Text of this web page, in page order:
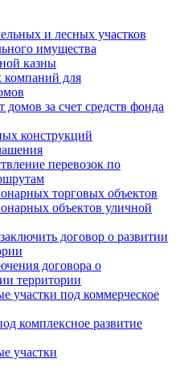
и лесных участков
имущества
казны
для
за счет средств фонда
конструкций
перевозок по
торговых объектов
объектов уличной
договор о развитии
договора о
территории
участки под коммерческое
комплексное развитие
участки